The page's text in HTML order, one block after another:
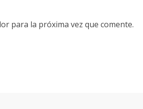
para la próxima vez que comente.